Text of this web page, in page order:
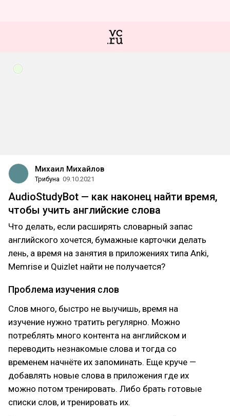
Михаил Михайлов
Трибуна 09.10.2021
AudioStudyBot — как наконец найти время,
чтобы учить английские слова
Что делать, если расширять словарный запас
английского хочется, бумажные карточки делать
лень, а время на занятия в приложениях типа Anki,
Memrise и Quizlet найти не получается?
Проблема изучения слов
Слов много, быстро не выучишь, время на
изучение нужно тратить регулярно. Можно
потреблять много контента на английском и
переводить незнакомые слова и тогда со
временем начнёте их запоминать. Еще круче —
добавлять новые слова в приложения где их
можно потом тренировать. Либо брать готовые
списки слов, и тренировать их.